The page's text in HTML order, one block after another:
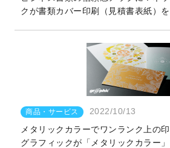
クが書類カバー印刷（見積書表紙）を
商品・サービス
2022/10/13
メタリックカラーでワンランク上の
グラフィックが「メタリックカラー